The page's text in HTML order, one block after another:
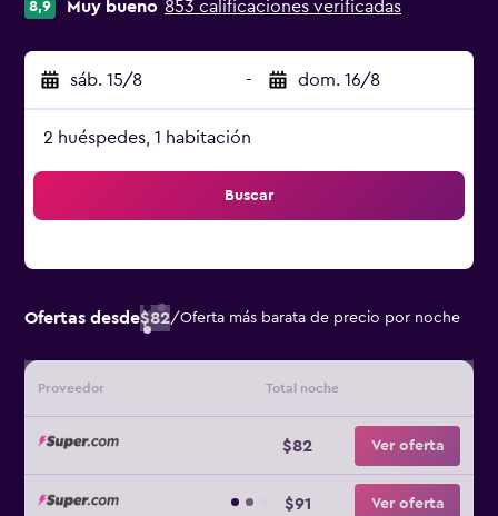
8,9 Muy bueno 853 calificaciones verificadas
sáb. 15/8 - dom. 16/8
2 huéspedes, 1 habitación
Buscar
Ofertas desde$82/Oferta más barata de precio por noche
Proveedor Total noche
$82 Ver oferta
$91 Ver oferta